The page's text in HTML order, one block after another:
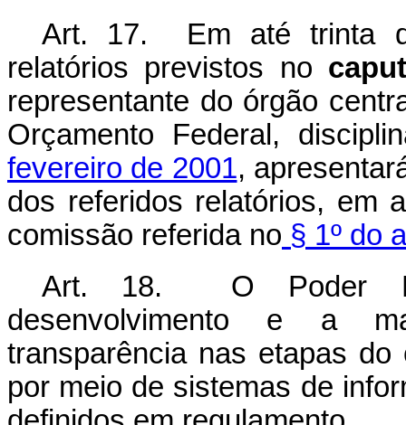
Art. 17. Em até trinta
relatórios previstos no
representante do órgão
Orçamento Federal,
fevereiro de 2001,
dos referidos relatórios, em
comissão referida no § 1º do
Art. 18. O Poder
desenvolvimento e a
transparência nas etapas
por meio de sistemas de